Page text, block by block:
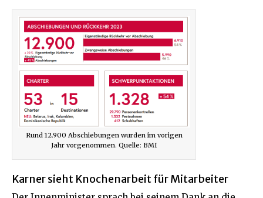
Rund 12.900 Abschiebungen wurden im vorigen
Jahr vorgenommen. Quelle: BMI
Karner sieht Knochenarbeit für Mitarbeiter